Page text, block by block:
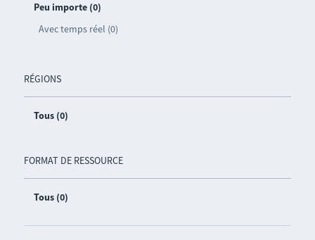
Peu importe (0)
Avec temps réel (0)
RÉGIONS
Tous (0)
FORMAT DE RESSOURCE
Tous (0)